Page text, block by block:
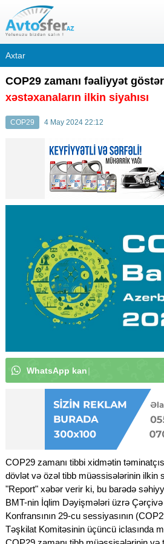
COP29 zamanı fəaliyyət
xəstəxanaların ilkin siyahısı
COP29 4 May 2024 22:12
WhatsApp kana
COP29 zamanı tibbi xidmətin
dövlət və özəl tibb müəssisələrinin ilkin
"Report" xəbər verir ki, bu barədə
BMT-nin İqlim Dəyişmələri üzrə Çərçivə
Konfransının 29-cu sessiyasının
Təşkilat Komitəsinin üçüncü iclasında